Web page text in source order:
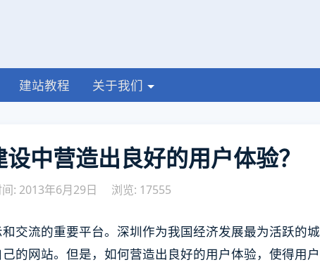
建站教程 关于我们
中营造出良好的用户体验？
: 2013年6月29日 浏览: 17555
交流的重要平台。深圳作为我国经济发展最为活跃的城
的网站。但是，如何营造出良好的用户体验，使得用户